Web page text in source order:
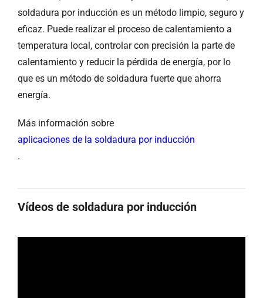
soldadura por inducción es un método limpio, seguro y
eficaz. Puede realizar el proceso de calentamiento a
temperatura local, controlar con precisión la parte de
calentamiento y reducir la pérdida de energía, por lo
que es un método de soldadura fuerte que ahorra
energía.
Más información sobre
aplicaciones de la soldadura por inducción
.
Vídeos de soldadura por inducción